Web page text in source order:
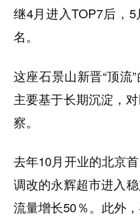
继4月进入TOP7后，
名。
这座石景山新晋“顶流
主要基于长期沉淀，
察。
去年10月开业的北京
调改的永辉超市进入
流量增长50％。此外